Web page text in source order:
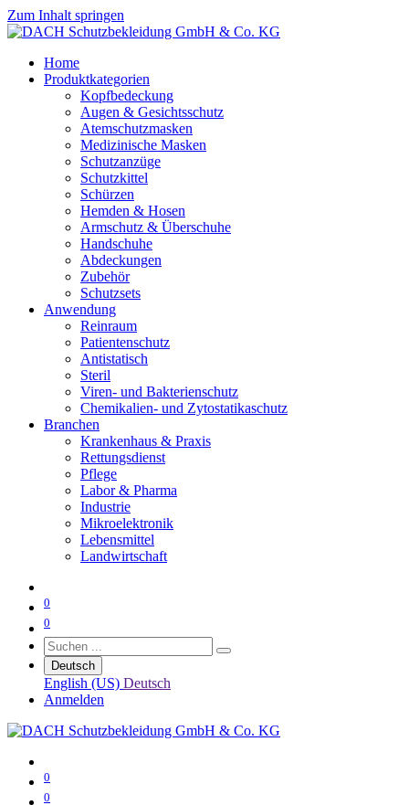
Zum Inhalt springen
Home
Produktkategorien
Kopfbedeckung
Augen & Gesichtsschutz
Atemschutzmasken
Medizinische Masken
Schutzanzüge
Schutzkittel
Schürzen
Hemden & Hosen
Armschutz & Überschuhe
Handschuhe
Abdeckungen
Zubehör
Schutzsets
Anwendung
Reinraum
Patientenschutz
Antistatisch
Steril
Viren- und Bakterienschutz
Chemikalien- und Zytostatikaschutz
Branchen
Krankenhaus & Praxis
Rettungsdienst
Pflege
Labor & Pharma
Industrie
Mikroelektronik
Lebensmittel
Landwirtschaft
0
0
Deutsch
English (US) Deutsch
Anmelden
0
0